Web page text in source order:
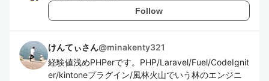
Follow
けんてぃさん@minakenty321
経験値浅めPHPerです。PHP/Laravel/Fuel/CodeIgnit
er/kintoneプラグイン/風林火山でいう林のエンジニ